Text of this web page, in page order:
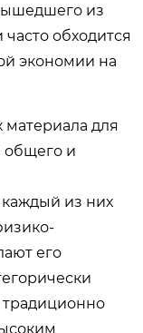
из
обходится
экономии на
для
общего и
каждый из них
его
традиционно